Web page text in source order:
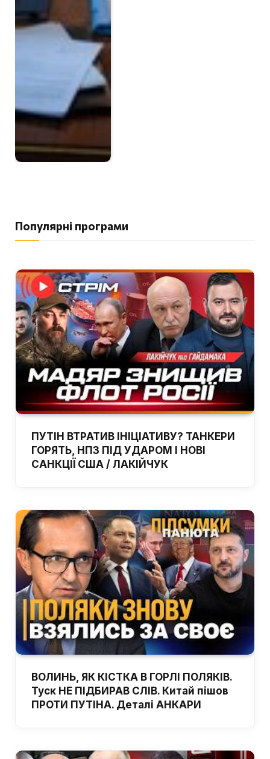
Популярні програми
ПУТІН ВТРАТИВ ІНІЦІАТИВУ? ТАНКЕРИ
ГОРЯТЬ, НПЗ ПІД УДАРОМ І НОВІ
САНКЦІЇ США / ЛАКІЙЧУК
ВОЛИНЬ, ЯК КІСТКА В ГОРЛІ ПОЛЯКІВ.
Туск НЕ ПІДБИРАВ СЛІВ. Китай пішов
ПРОТИ ПУТІНА. Деталі АНКАРИ